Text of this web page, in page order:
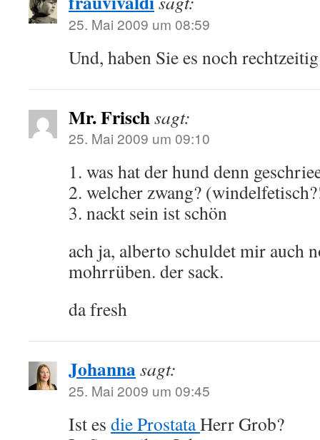
25. Mai 2009 um 08:59
Und, haben Sie es noch
Mr. Frischsagt:
25. Mai 2009 um 09:10
1. was hat der hund denn
2. welcher zwang?
3. nackt sein ist schön
ach ja, alberto schuldet mir auch
mohrrüben. der sack.
da fresh
Johannasagt:
25. Mai 2009 um 09:45
Ist es die ProstataHerr Grob?